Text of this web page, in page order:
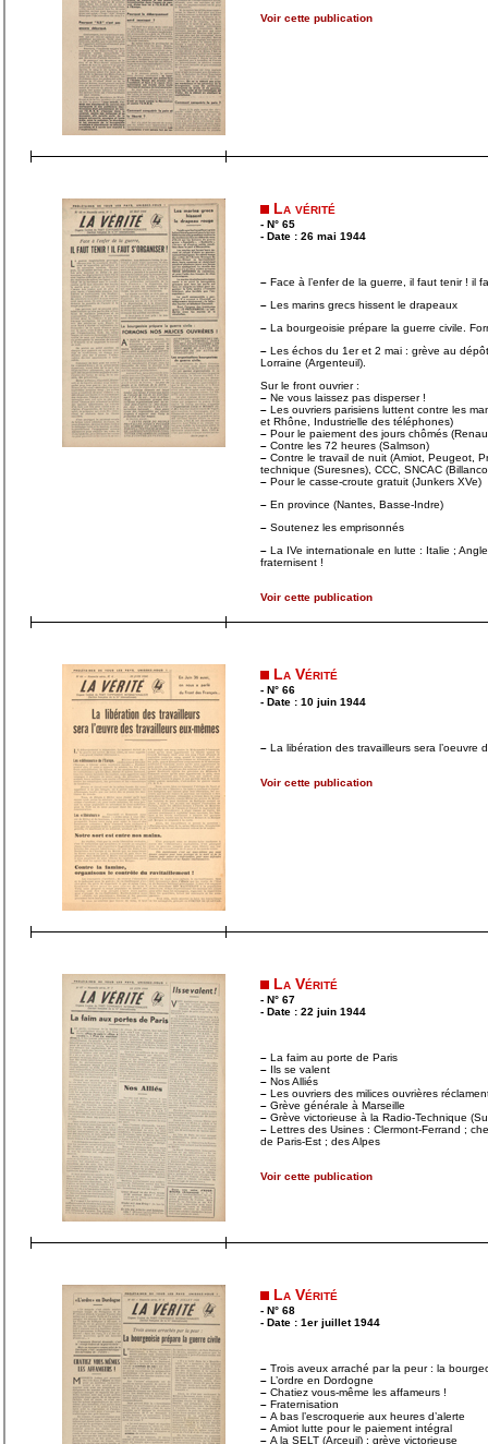
Voir cette publication
La vérité
- N° 65
- Date : 26 mai 1944
– Face à l’enfer de la guerre, il faut tenir ! il
– Les marins grecs hissent le drapeaux
– La bourgeoisie prépare la guerre civile.
– Les échos du 1er et 2 mai : grève au
Lorraine (Argenteuil).
Sur le front ouvrier :
– Ne vous laissez pas disperser !
– Les ouvriers parisiens luttent contre les
et Rhône, Industrielle des téléphones)
– Pour le paiement des jours chômés
– Contre les 72 heures (Salmson)
– Contre le travail de nuit (Amiot, Peugeot,
technique (Suresnes), CCC, SNCAC
– Pour le casse-croute gratuit (Junkers XVe)
– En province (Nantes, Basse-Indre)
– Soutenez les emprisonnés
– La IVe internationale en lutte : Italie ;
fraternisent !
Voir cette publication
La Vérité
- N° 66
- Date : 10 juin 1944
– La libération des travailleurs sera l’oeuvre
Voir cette publication
La Vérité
- N° 67
- Date : 22 juin 1944
– La faim au porte de Paris
– Ils se valent
– Nos Alliés
– Les ouvriers des milices ouvrières
– Grève générale à Marseille
– Grève victorieuse à la Radio-Technique
– Lettres des Usines : Clermont-Ferrand ;
de Paris-Est ; des Alpes
Voir cette publication
La Vérité
- N° 68
- Date : 1er juillet 1944
– Trois aveux arraché par la peur : la
– L’ordre en Dordogne
– Chatiez vous-même les affameurs !
– Fraternisation
– A bas l’escroquerie aux heures d’alerte
– Amiot lutte pour le paiement intégral
– A la SELT (Arceuil) : grève victorieuse